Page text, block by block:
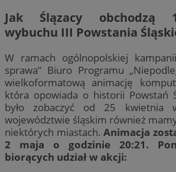
Jak Ślązacy obchodzą
wybuchu III Powstania
W ramach ogólnopolskiej
sprawa” Biuro Programu
wielkoformatową animację
która opowiada o historii Powstań
było zobaczyć od 25 kwietnia
województwie śląskim również
niektórych miastach. Animacja
2 maja o godzinie 20:21.
biorących udział w akcji: